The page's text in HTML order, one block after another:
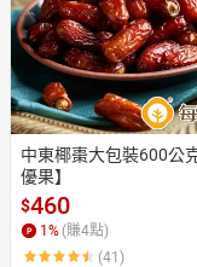
中東椰棗大包裝600公
優果】
$460
1% (賺4點)
(41)